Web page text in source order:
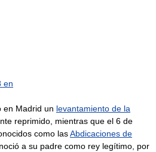
en
en Madrid un levantamiento de la
reprimido, mientras que el 6 de
como lasAbdicaciones de
a su padre como rey legítimo, por